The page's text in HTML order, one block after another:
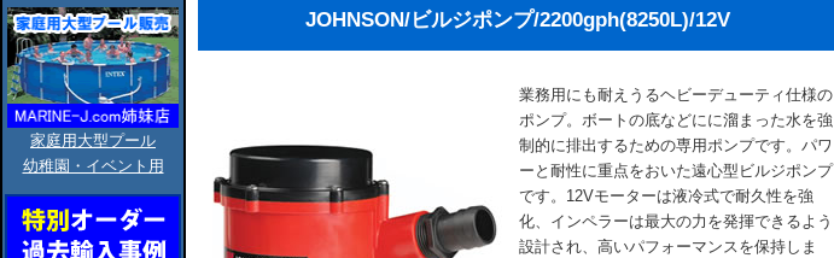
家庭用大型プール
幼稚園・イベント用
JOHNSON/ビルジポンプ/2200gph(8250L)/12V
業務用にも耐えうるヘビーデューティ仕様の
ポンプ。ボートの底などにに溜まった水を強
制的に排出するための専用ポンプです。パワ
ーと耐性に重点をおいた遠心型ビルジポンプ
です。12Vモーターは液冷式で耐久性を強
化、インペラーは最大の力を発揮できるよう
設計され、高いパフォーマンスを保持しま